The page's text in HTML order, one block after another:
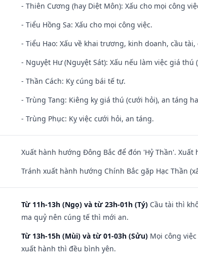
- Thiên Cương (hay Diệt Môn): Xấu cho mọi công
- Tiểu Hồng Sa: Xấu cho mọi công việc.
- Tiểu Hao: Xấu về khai trương, kinh doanh, cầu tài,
- Nguyệt Hư (Nguyệt Sát): Xấu nếu làm việc giá
- Thần Cách: Kỵ cúng bái tế tự.
- Trùng Tang: Kiêng kỵ giá thú (cưới hỏi), an táng
- Trùng Phục: Kỵ việc cưới hỏi, an táng.
Xuất hành hướng Đông Bắc để đón 'Hỷ Thần'.
Tránh xuất hành hướng Chính Bắc gặp Hạc Thần
Từ 11h-13h (Ngọ) và từ 23h-01h (Tý) Cầu tài thì
ma quỷ nên cúng tế thì mới an.
Từ 13h-15h (Mùi) và từ 01-03h (Sửu) Mọi công
xuất hành thì đều bình yên.